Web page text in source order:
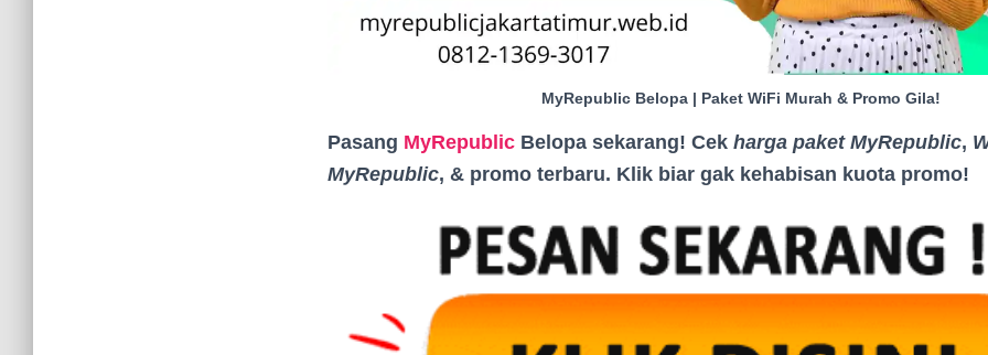
MyRepublic Belopa | Paket WiFi Murah & Promo Gila!
Pasang MyRepublic Belopa sekarang! Cek harga paket MyRepublic,
MyRepublic, & promo terbaru. Klik biar gak kehabisan kuota promo!